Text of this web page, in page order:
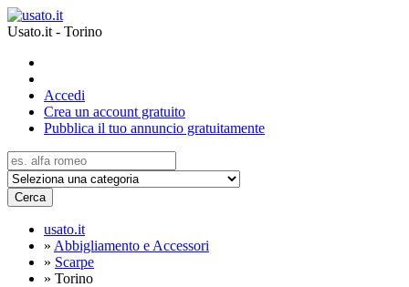
Usato.it - Torino
Accedi
Crea un account gratuito
Pubblica il tuo annuncio gratuitamente
Cerca
usato.it
» Abbigliamento e Accessori
» Scarpe
» Torino